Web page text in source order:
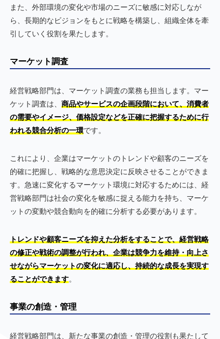
また、外部環境の変化や市場のニーズに敏感に対応しなが
ら、長期的なビジョンをもとに戦略を構築し、組織全体を牽
引していく役割を果たします。
マーケット調査
経営戦略部門は、マーケット調査の業務も担当します。マー
ケット調査は、 商品やサービスの企画段階において、消費者
の需要やイメージ、価格設定などを正確に把握するために行
われる競合分析の一環です。
これにより、企業はマーケットのトレンドや顧客のニーズを
的確に把握し、戦略的な意思決定に反映させることができま
す。急速に変化するマーケット環境に対応するためには、経
営戦略部門は社会の変化を敏感に捉える能力を持ち、マーケ
ットの変動や競合動向を的確に分析する必要があります。
トレンドや顧客ニーズを抑えた分析をすることで、経営戦略
の修正や戦術の調整が行われ、企業は競争力を維持・向上さ
せながらマーケットの変化に適応し、持続的な成長を実現す
ることができます。
事業の創造・管理
経営戦略部門は、新たな事業の創造・管理の役割も果たして